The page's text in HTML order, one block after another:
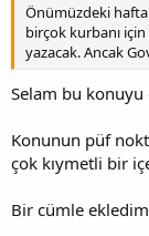
Önümüzdeki
birçok kurbanı
yazacak. Ancak
Selam bu
Konunun püf
çok kıymetli bir
Bir cümle